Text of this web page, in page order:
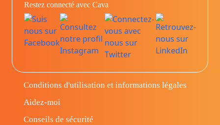
Restez connecté avec Cava
Conditions d'utilisation et informations légales
Aidez-moi
Conseils de sécurité